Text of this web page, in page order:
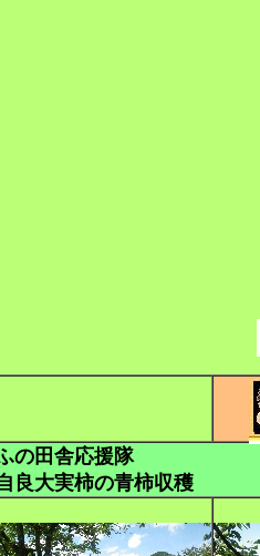
の田舎応援隊
良大実柿の青柿収穫